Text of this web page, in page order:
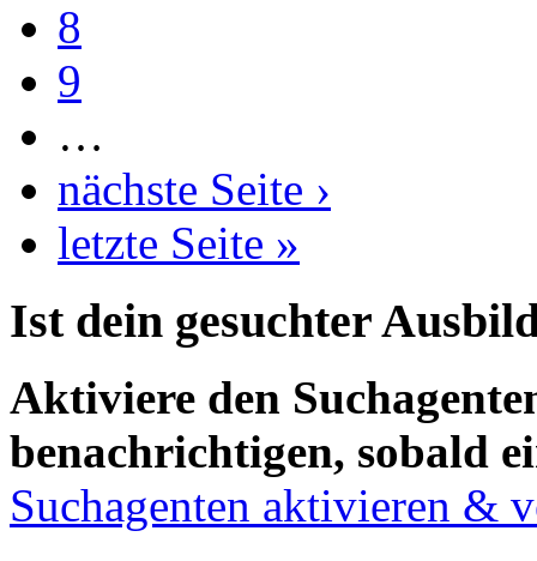
8
9
…
nächste Seite ›
letzte Seite »
Ist dein gesuchter
Aktiviere den
benachrichtigen, sobald
Suchagenten aktivieren &